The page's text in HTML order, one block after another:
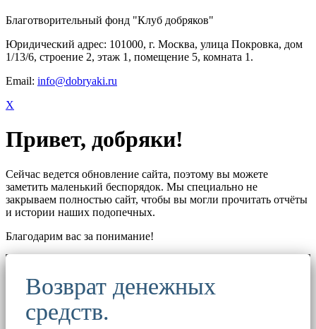
Благотворительный фонд "Клуб добряков"
Юридический адрес: 101000, г. Москва, улица Покровка, дом
1/13/6, строение 2, этаж 1, помещение 5, комната 1.
Email: info@dobryaki.ru
X
Привет, добряки!
Сейчас ведется обновление сайта, поэтому вы можете
заметить маленький беспорядок. Мы специально не
закрываем полностью сайт, чтобы вы могли прочитать отчёты
и истории наших подопечных.
Благодарим вас за понимание!
Возврат денежных
средств.